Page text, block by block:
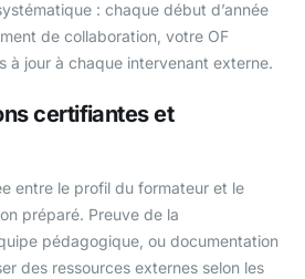
: chaque début d’année
de collaboration, votre OF
à jour à chaque intervenant externe.
certifiantes et
entre le profil du formateur et le
préparé. Preuve de la
pédagogique, ou documentation
des ressources externes selon les